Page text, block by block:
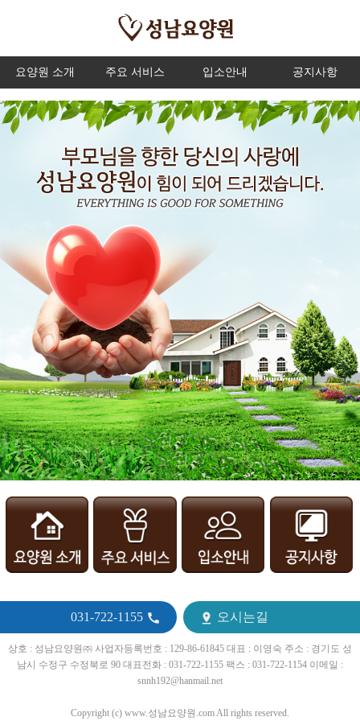
요양원 소개 주요 서비스 입소안내 공지사항
031-722-1155   오시는길
상호 : 성남요양원㈜ 사업자등록번호 : 129-86-61845 대표 : 이영숙 주소 : 경기도 성
남시 수정구 수정북로 90 대표전화 : 031-722-1155 팩스 : 031-722-1154 이메일 :
snnh192@hanmail.net
Copyright (c) www.성남요양원.com All rights reserved.